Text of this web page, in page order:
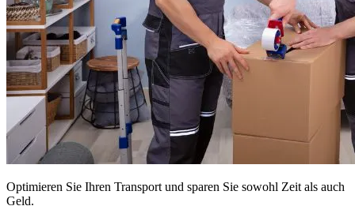
Optimieren Sie Ihren Transport und sparen Sie sowohl Zeit als auch
Geld.